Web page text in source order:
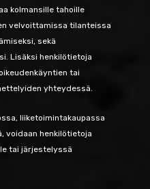
kolmansille tahoille
velvoittamissa tilanteissa
sekä
Lisäksi henkilötietoja
tai
yhteydessä.
liiketoimintakaupassa
voidaan henkilötietoja
tai järjestelyssä